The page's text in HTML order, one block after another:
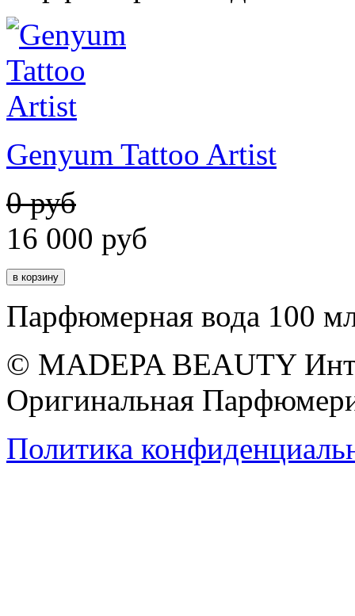
Genyum Tattoo Artist
0 руб
16 000 руб
Парфюмерная вода 100
© MADEPA BEAUTY
Оригинальная
Политика